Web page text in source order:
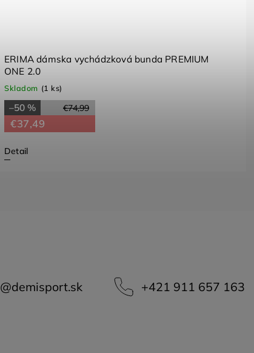
ERIMA dámska vychádzková bunda PREMIUM
ONE 2.0
Skladom (1 ks)
€74,99
–50 %
€37,49
Detail
@demisport.sk +421 911 657 163